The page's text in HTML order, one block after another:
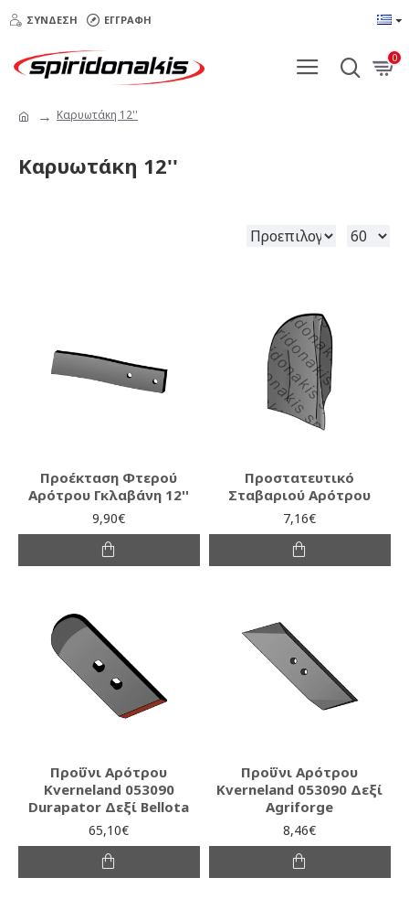
ΣΎΝΔΕΣΗ ΕΓΓΡΑΦΉ
0
Καρυωτάκη 12''
Καρυωτάκη 12''
Προέκταση Φτερού
Αρότρου Γκλαβάνη 12''
9,90€
Προστατευτικό
Σταβαριού Αρότρου
7,16€
Προΰνι Αρότρου
Kverneland 053090
Durapator Δεξί Bellota
65,10€
Προΰνι Αρότρου
Kverneland 053090 Δεξί
Agriforge
8,46€